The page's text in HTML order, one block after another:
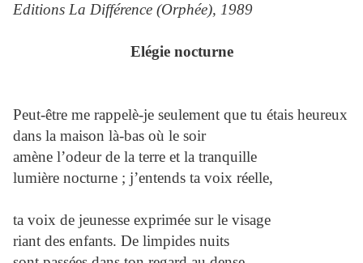
Editions La Différence (Orphée), 1989
Elégie nocturne
Peut-être me rappelè-je seulement que tu étais heureux
dans la maison là-bas où le soir
amène l’odeur de la terre et la tranquille
lumière nocturne ; j’entends ta voix réelle,
ta voix de jeunesse exprimée sur le visage
riant des enfants. De limpides nuits